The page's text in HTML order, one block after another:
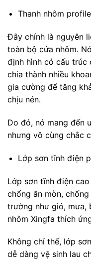
Thanh nhôm
Đây chính là nguyên
toàn bộ cửa nhôm.
định hình có cấu trúc
chia thành nhiều
gia cường để tăng
chịu nén.
Do đó, nó mang đến
nhưng vô cùng chắc
Lớp sơn tĩnh điện
Lớp sơn tĩnh điện
chống ăn mòn,
trường như gió, mưa,
nhôm Xingfa thích
Không chỉ thế, lớp
dễ dàng vệ sinh lau